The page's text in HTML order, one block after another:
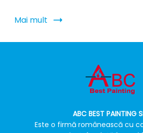
Mai mult
ABC BEST PAINTING
Este o firmă românească cu